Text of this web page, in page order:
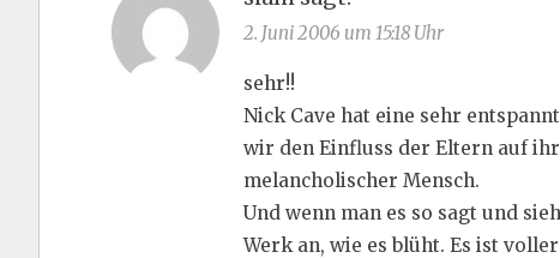
2. Juni 2006 um 15:18 Uhr
sehr!!
Nick Cave hat eine sehr
wir den Einfluss der Eltern auf
melancholischer Mensch.
Und wenn man es so sagt und
Werk an, wie es blüht. Es ist